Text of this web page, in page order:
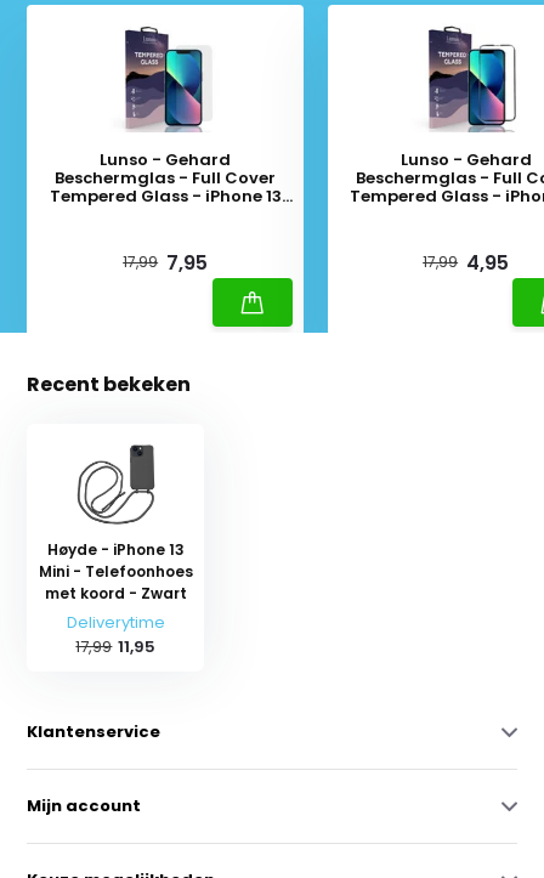
Lunso - Gehard
Beschermglas - Full Cover
Tempered Glass - iPhone 13
17,99 7,95
Lunso - Gehard
Beschermglas - Full
Tempered Glass -
17,99 4,95
Recent bekeken
Høyde - iPhone 13
Mini - Telefoonhoes
met koord - Zwart
Deliverytime
17,99 11,95
Klantenservice
Mijn account